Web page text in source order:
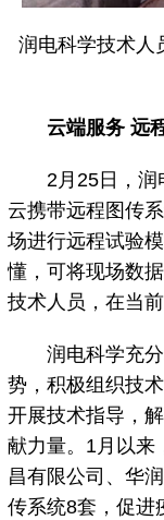
润电科学技术人
云端服务 远
2月25日，润
云携带远程图传
场进行远程试验
懂，可将现场数
技术人员，在当
润电科学充分
势，积极组织技
开展技术指导，
献力量。1月以来
昌有限公司、华
传系统8套，促进